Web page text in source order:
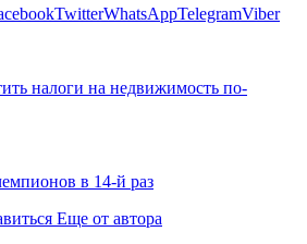
TwitterWhatsAppTelegramViber
налоги на недвижимость по-
в 14-й раз
Еще от автора